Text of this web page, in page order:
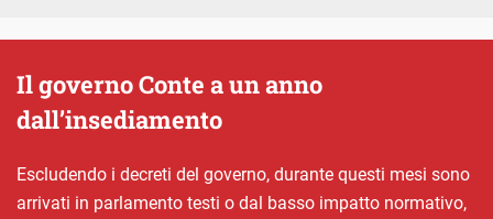
Il governo Conte a un anno
dall’insediamento
Escludendo i decreti del governo, durante questi mesi sono
arrivati in parlamento testi o dal basso impatto normativo,